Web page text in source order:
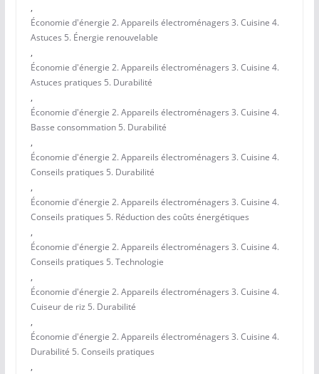
,
Économie d'énergie 2. Appareils électroménagers 3. Cuisine 4.
Astuces 5. Énergie renouvelable
,
Économie d'énergie 2. Appareils électroménagers 3. Cuisine 4.
Astuces pratiques 5. Durabilité
,
Économie d'énergie 2. Appareils électroménagers 3. Cuisine 4.
Basse consommation 5. Durabilité
,
Économie d'énergie 2. Appareils électroménagers 3. Cuisine 4.
Conseils pratiques 5. Durabilité
,
Économie d'énergie 2. Appareils électroménagers 3. Cuisine 4.
Conseils pratiques 5. Réduction des coûts énergétiques
,
Économie d'énergie 2. Appareils électroménagers 3. Cuisine 4.
Conseils pratiques 5. Technologie
,
Économie d'énergie 2. Appareils électroménagers 3. Cuisine 4.
Cuiseur de riz 5. Durabilité
,
Économie d'énergie 2. Appareils électroménagers 3. Cuisine 4.
Durabilité 5. Conseils pratiques
,